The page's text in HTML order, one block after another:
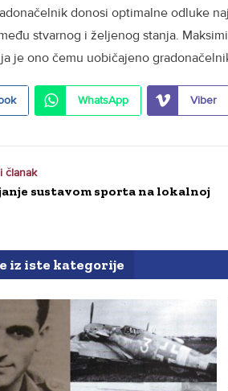
donosi optimalne odluke
stvarnog i željenog stanja.
je ono čemu uobičajeno
WhatsApp Viber
članak
sustavom sporta na lokalnoj
iz iste kategorije